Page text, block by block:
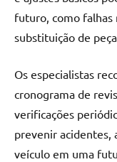
futuro, como falhas
substituição de
Os especialistas
cronograma de
verificações
prevenir acidentes,
veículo em uma